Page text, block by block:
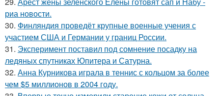
риа новости.
30. Финляндия проведёт крупные военные учения с
участием США и Германии у границ России.
31. Эксперимент поставил под сомнение посадку на
ледяных спутниках Юпитера и Сатурна.
32. Анна Курникова играла в теннис с кольцом за более
чем $5 миллионов в 2004 году.